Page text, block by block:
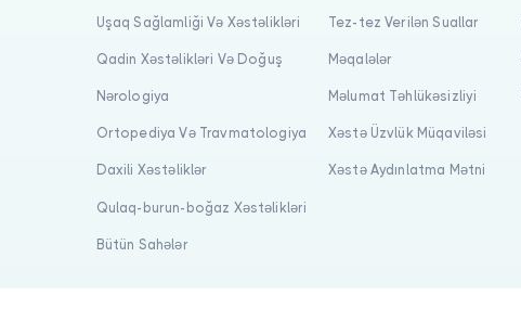
Uşaq Sağlamliği Və Xəstəlikləri
Qadin Xəstəlikləri Və Doğuş
Nərologiya
Ortopediya Və Travmatologiya
Daxili Xəstəliklər
Qulaq-burun-boğaz Xəstəlikləri
Bütün Sahələr
Tez-tez Verilən Suallar
Məqalələr
Məlumat Təhlükəsizliyi
Xəstə Üzvlük Müqaviləsi
Xəstə Aydınlatma Mətni